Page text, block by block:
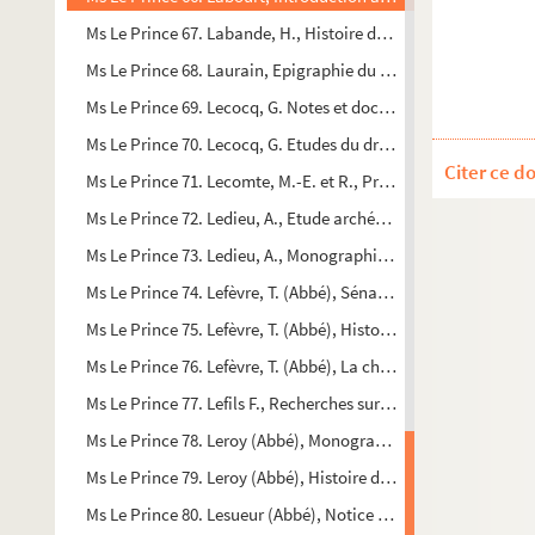
Ms Le Prince 67. Labande, H., Histoire de Beauvais et ses
Ms Le Prince 68. Laurain, Epigraphie du canton de Clermont
Ms Le Prince 69. Lecocq, G. Notes et documents pour servir
Ms Le Prince 70. Lecocq, G. Etudes du droit municipal. La
Ms Le Prince 71. Lecomte, M.-E. et R., Promenade à travers
Ms Le Prince 72. Ledieu, A., Etude archéologique et
Ms Le Prince 73. Ledieu, A., Monographie d’un bourg picard.
Ms Le Prince 74. Lefèvre, T. (Abbé), Sénarpont et ses seigneurs.
Ms Le Prince 75. Lefèvre, T. (Abbé), Histoire des communes
Ms Le Prince 76. Lefèvre, T. (Abbé), La chartreuse de Saint-
Ms Le Prince 77. Lefils F., Recherches sur les côtes maritimes
Ms Le Prince 78. Leroy (Abbé), Monographie de Grancourt
Ms Le Prince 79. Leroy (Abbé), Histoire de Morlancourt.
Ms Le Prince 80. Lesueur (Abbé), Notice historique sur
Citer ce